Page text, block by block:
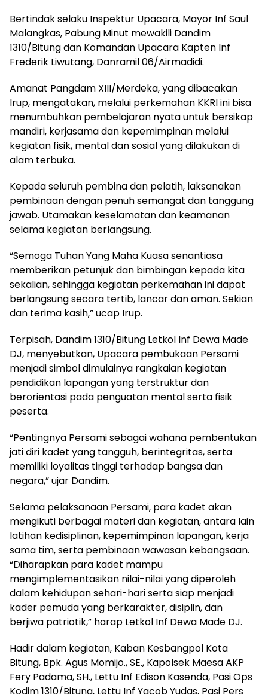
Bertindak selaku Inspektur Upacara, Mayor Inf Saul
Malangkas, Pabung Minut mewakili Dandim
1310/Bitung dan Komandan Upacara Kapten Inf
Frederik Liwutang, Danramil 06/Airmadidi.
Amanat Pangdam XIII/Merdeka, yang dibacakan
Irup, mengatakan, melalui perkemahan KKRI ini bisa
menumbuhkan pembelajaran nyata untuk bersikap
mandiri, kerjasama dan kepemimpinan melalui
kegiatan fisik, mental dan sosial yang dilakukan di
alam terbuka.
Kepada seluruh pembina dan pelatih, laksanakan
pembinaan dengan penuh semangat dan tanggung
jawab. Utamakan keselamatan dan keamanan
selama kegiatan berlangsung.
“Semoga Tuhan Yang Maha Kuasa senantiasa
memberikan petunjuk dan bimbingan kepada kita
sekalian, sehingga kegiatan perkemahan ini dapat
berlangsung secara tertib, lancar dan aman. Sekian
dan terima kasih,” ucap Irup.
Terpisah, Dandim 1310/Bitung Letkol Inf Dewa Made
DJ, menyebutkan, Upacara pembukaan Persami
menjadi simbol dimulainya rangkaian kegiatan
pendidikan lapangan yang terstruktur dan
berorientasi pada penguatan mental serta fisik
peserta.
“Pentingnya Persami sebagai wahana pembentukan
jati diri kadet yang tangguh, berintegritas, serta
memiliki loyalitas tinggi terhadap bangsa dan
negara,” ujar Dandim.
Selama pelaksanaan Persami, para kadet akan
mengikuti berbagai materi dan kegiatan, antara lain
latihan kedisiplinan, kepemimpinan lapangan, kerja
sama tim, serta pembinaan wawasan kebangsaan.
“Diharapkan para kadet mampu
mengimplementasikan nilai-nilai yang diperoleh
dalam kehidupan sehari-hari serta siap menjadi
kader pemuda yang berkarakter, disiplin, dan
berjiwa patriotik,” harap Letkol Inf Dewa Made DJ.
Hadir dalam kegiatan, Kaban Kesbangpol Kota
Bitung, Bpk. Agus Momijo., SE., Kapolsek Maesa AKP
Fery Padama, SH., Lettu Inf Edison Kasenda, Pasi Ops